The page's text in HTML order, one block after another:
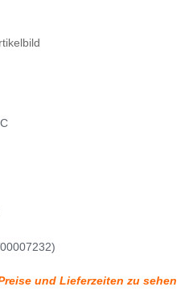
und Lieferzeiten zu sehen